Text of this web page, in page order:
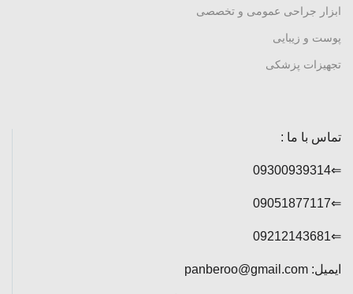
ابزار جراحی عمومی و تخصصی
پوست و زیبایی
تجهیزات پزشکی
تماس با ما :
⇐09300939314
⇐09051877117
⇐09212143681
ایمیل: panberoo@gmail.com